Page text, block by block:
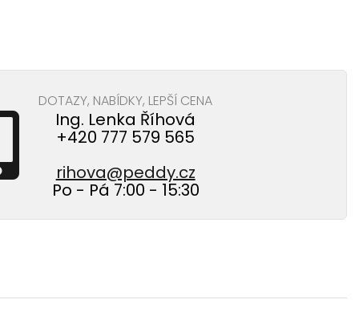
DOTAZY, NABÍDKY, LEPŠÍ CENA
Ing. Lenka Říhová
+420 777 579 565
rihova@peddy.cz
Po - Pá 7:00 - 15:30